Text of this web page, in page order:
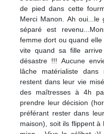
de pied dans cette
Merci Manon. Ah
séparé est
femme dort ou quand
vite quand sa fille
désastre !!! Aucune
lâche matérialiste
restent dans leur vie
des maîtresses à 4h
prendre leur décision
préférant rester dans
maison), soit ils flippent